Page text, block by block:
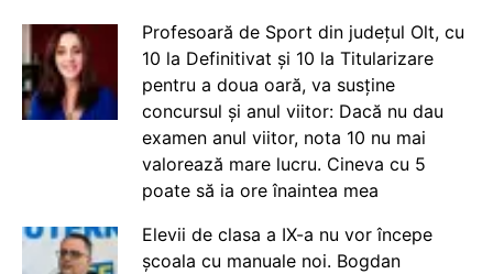
Profesoară de Sport din județul Olt, cu
10 la Definitivat și 10 la Titularizare
pentru a doua oară, va susține
concursul și anul viitor: Dacă nu dau
examen anul viitor, nota 10 nu mai
valorează mare lucru. Cineva cu 5
poate să ia ore înaintea mea
Elevii de clasa a IX-a nu vor începe
școala cu manuale noi. Bogdan